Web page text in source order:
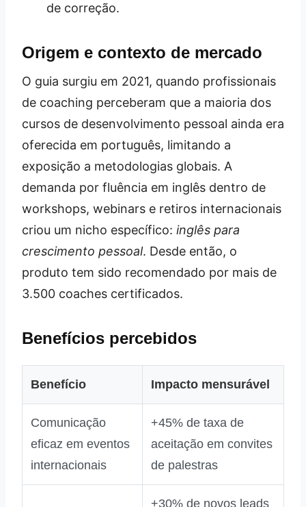
de correção.
Origem e contexto de mercado
O guia surgiu em 2021, quando profissionais
de coaching perceberam que a maioria dos
cursos de desenvolvimento pessoal ainda era
oferecida em português, limitando a
exposição a metodologias globais. A
demanda por fluência em inglês dentro de
workshops, webinars e retiros internacionais
criou um nicho específico: inglês para
crescimento pessoal. Desde então, o
produto tem sido recomendado por mais de
3.500 coaches certificados.
Benefícios percebidos
Benefício Impacto mensurável
Comunicação
eficaz em eventos
internacionais
+45% de taxa de
aceitação em convites
de palestras
+30% de novos leads